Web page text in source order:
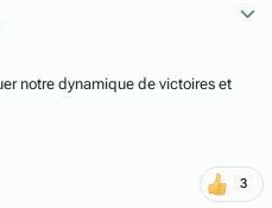
notre dynamique de victoires et
3